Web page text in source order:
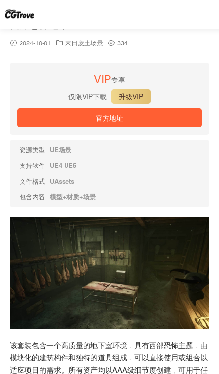
2024-10-01 末日废土场景 334
VIP专享
仅限VIP下载
升级VIP
官方地址
资源类型
UE场景
支持软件 UE4-UE5
文件格式 UAssets
包含内容 模型+材质+场景
该套装包含一个高质量的地下室环境，具有西部恐怖主题，由
模块化的建筑构件和独特的道具组成，可以直接使用或组合以
适应项目的需求。所有资产均以AAA级细节度创建，可用于任